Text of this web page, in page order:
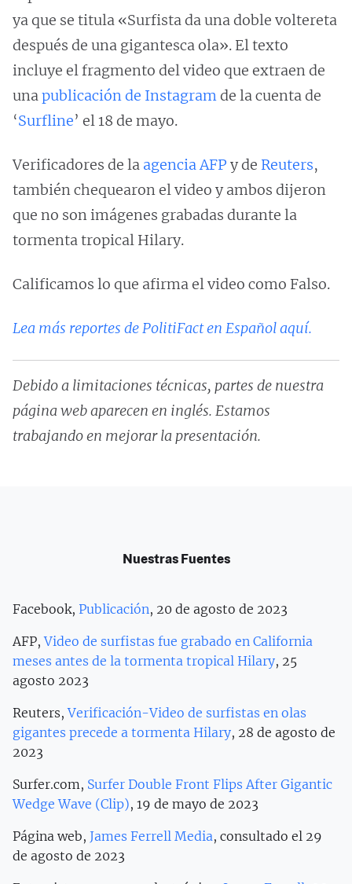
ya que se titula «Surfista da una doble voltereta
después de una gigantesca ola». El texto
incluye el fragmento del video que extraen de
unapublicación de Instagramde la cuenta de
‘Surfline’ el 18 de mayo.
Verificadores de la agencia AFP y de Reuters,
también chequearon el video y ambos dijeron
que no son imágenes grabadas durante la
tormenta tropical Hilary.
Calificamos lo que afirma el video como Falso.
Lea más reportes de PolitiFact en Español aquí.
Debido a limitaciones técnicas, partes de nuestra
página web aparecen en inglés. Estamos
trabajando en mejorar la presentación.
Nuestras Fuentes
Facebook, Publicación, 20 de agosto de 2023
AFP,Video de surfistas fue grabado en California
meses antes de la tormenta tropical Hilary, 25
agosto 2023
Reuters,Verificación-Video de surfistas en olas
gigantes precede a tormenta Hilary, 28 de agosto de
2023
Surfer.com, Surfer Double Front Flips After Gigantic
Wedge Wave (Clip), 19 de mayo de 2023
Página web, James Ferrell Media, consultado el 29
de agosto de 2023